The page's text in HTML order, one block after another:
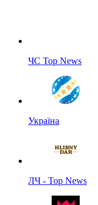
ЧС Top News
Україна
ЛЧ - Top News